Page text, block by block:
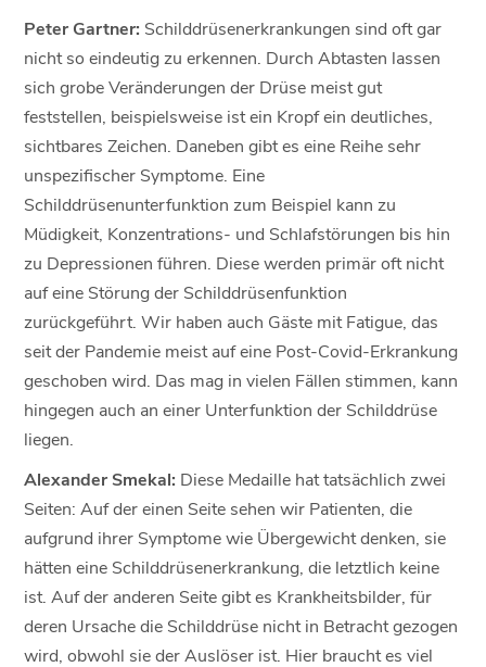
Peter Gartner: Schilddrüsenerkrankungen sind oft gar
nicht so eindeutig zu erkennen. Durch Abtasten lassen
sich grobe Veränderungen der Drüse meist gut
feststellen, beispielsweise ist ein Kropf ein deutliches,
sichtbares Zeichen. Daneben gibt es eine Reihe sehr
unspezifischer Symptome. Eine
Schilddrüsenunterfunktion zum Beispiel kann zu
Müdigkeit, Konzentrations- und Schlafstörungen bis hin
zu Depressionen führen. Diese werden primär oft nicht
auf eine Störung der Schilddrüsenfunktion
zurückgeführt. Wir haben auch Gäste mit Fatigue, das
seit der Pandemie meist auf eine Post-Covid-Erkrankung
geschoben wird. Das mag in vielen Fällen stimmen, kann
hingegen auch an einer Unterfunktion der Schilddrüse
liegen.
Alexander Smekal: Diese Medaille hat tatsächlich zwei
Seiten: Auf der einen Seite sehen wir Patienten, die
aufgrund ihrer Symptome wie Übergewicht denken, sie
hätten eine Schilddrüsenerkrankung, die letztlich keine
ist. Auf der anderen Seite gibt es Krankheitsbilder, für
deren Ursache die Schilddrüse nicht in Betracht gezogen
wird, obwohl sie der Auslöser ist. Hier braucht es viel